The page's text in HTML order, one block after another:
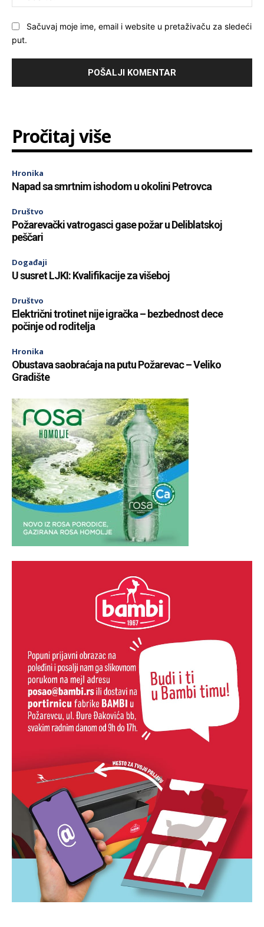
Sačuvaj moje ime, email i website u pretaživaču za sledeći
put.
Pročitaj više
Hronika
Napad sa smrtnim ishodom u okolini Petrovca
Društvo
Požarevački vatrogasci gase požar u Deliblatskoj
peščari
Događaji
U susret LJKI: Kvalifikacije za višeboj
Društvo
Električni trotinet nije igračka – bezbednost dece
počinje od roditelja
Hronika
Obustava saobraćaja na putu Požarevac – Veliko
Gradište